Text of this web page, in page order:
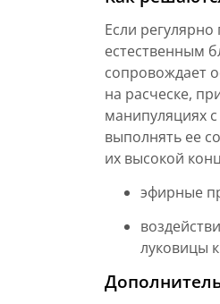
Если
естественным
сопровождает
на расческе,
манипуляциях
выполнять ее
их высокой
эфирные
луковицы